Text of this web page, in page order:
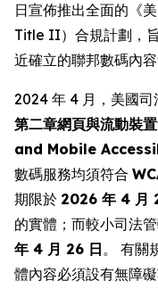
日宣佈推出全面的《
Title II）合規計劃，
近確立的聯邦數碼內容
2024 年 4 月，美國司
第二章網頁與流動裝
and Mobile
數碼服務均須符合
期限於 2026 年 4 月
的實體；而較小司法
年 4 月 26 日。 有關
體內容必須設有無障